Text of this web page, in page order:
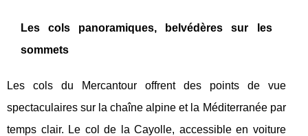
Les cols panoramiques, belvédères sur les
sommets
Les cols du Mercantour offrent des points de vue
spectaculaires sur la chaîne alpine et la Méditerranée par
temps clair. Le col de la Cayolle, accessible en voiture